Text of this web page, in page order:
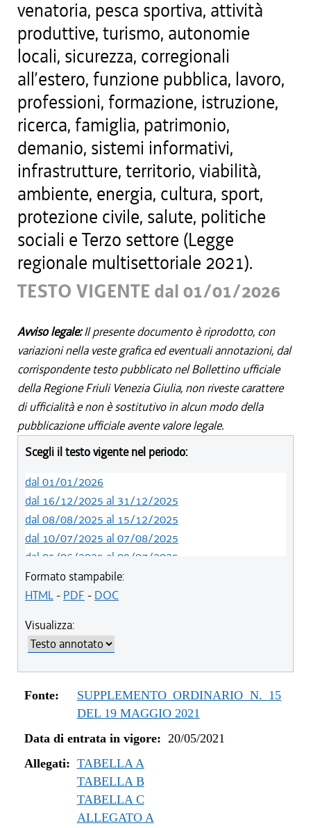
venatoria, pesca sportiva, attività
produttive, turismo, autonomie
locali, sicurezza, corregionali
all’estero, funzione pubblica, lavoro,
professioni, formazione, istruzione,
ricerca, famiglia, patrimonio,
demanio, sistemi informativi,
infrastrutture, territorio, viabilità,
ambiente, energia, cultura, sport,
protezione civile, salute, politiche
sociali e Terzo settore (Legge
regionale multisettoriale 2021).
TESTO VIGENTE dal 01/01/2026
Avviso legale:Il presente documento è riprodotto, con
variazioni nella veste grafica ed eventuali annotazioni, dal
corrispondente testo pubblicato nel Bollettino ufficiale
della Regione Friuli Venezia Giulia, non riveste carattere
di ufficialità e non è sostitutivo in alcun modo della
pubblicazione ufficiale avente valore legale.
Scegli il testo vigente nel periodo:
dal 01/01/2026
dal 16/12/2025 al 31/12/2025
dal 08/08/2025 al 15/12/2025
dal 10/07/2025 al 07/08/2025
dal 05/06/2025 al 09/07/2025
dal 14/05/2024 al 04/06/2025
dal 12/08/2023 al 13/05/2024
dal 04/08/2022 al 31/12/2022
dal 14/06/2022 al 03/08/2022
dal 01/01/2022 al 13/06/2022
dal 10/12/2021 al 31/12/2021
dal 06/11/2021 al 09/12/2021
dal 20/05/2021 al 11/08/2021
Formato stampabile:
HTML- PDF - DOC
Visualizza:
Fonte:
SUPPLEMENTO ORDINARIO N. 15
DEL 19 MAGGIO 2021
Data di entrata in vigore: 20/05/2021
Allegati: TABELLA A
TABELLA B
TABELLA C
ALLEGATO A